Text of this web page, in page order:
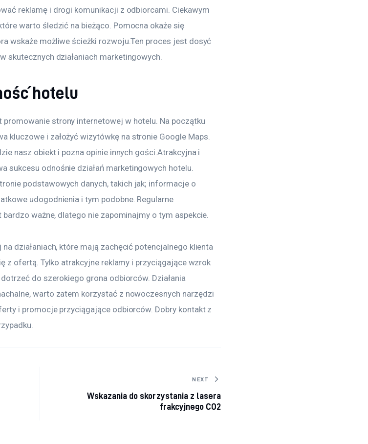
reklamę i drogi komunikacji z odbiorcami. Ciekawym
warto śledzić na bieżąco. Pomocna okaże się
wskaże możliwe ścieżki rozwoju.Ten proces jest dosyć
skutecznych działaniach marketingowych.
hotelu
strony internetowej w hotelu. Na początku
kluczowe i założyć wizytówkę na stronie Google Maps.
nasz obiekt i pozna opinie innych gości.Atrakcyjna i
sukcesu odnośnie działań marketingowych hotelu.
podstawowych danych, takich jak; informacje o
udogodnienia i tym podobne. Regularne
ważne, dlatego nie zapominajmy o tym aspekcie.
działaniach, które mają zachęcić potencjalnego klienta
z ofertą. Tylko atrakcyjne reklamy i przyciągające wzrok
do szerokiego grona odbiorców. Działania
warto zatem korzystać z nowoczesnych narzędzi
i promocje przyciągające odbiorców. Dobry kontakt z
NEXT
Wskazania do skorzystania z lasera
frakcyjnego CO2